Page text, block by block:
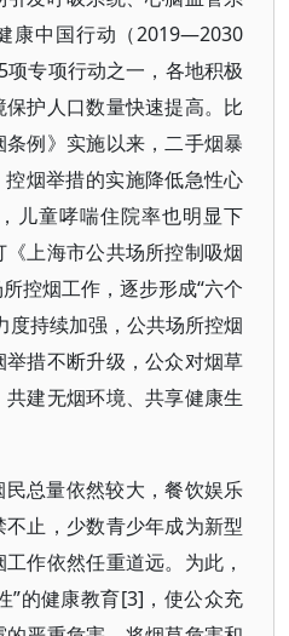
康中国行动（2019—2030
专项行动之一，各地积极
护人口数量快速提高。比
例》实施以来，二手烟暴
烟举措的实施降低急性心
儿童哮喘住院率也明显下
上海市公共场所控制吸烟
控烟工作，逐步形成“六个
度持续加强，公共场所控烟
措不断升级，公众对烟草
建无烟环境、共享健康生
总量依然较大，餐饮娱乐
止，少数青少年成为新型
作依然任重道远。为此，
”的健康教育[3]，使公众充